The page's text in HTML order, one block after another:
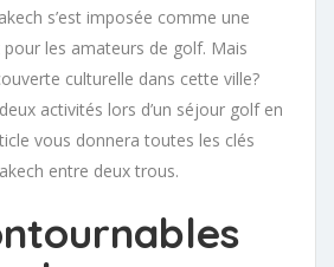
s’est imposée comme une
les amateurs de golf. Mais
culturelle dans cette ville?
activités lors d’un séjour golf en
vous donnera toutes les clés
entre deux trous.